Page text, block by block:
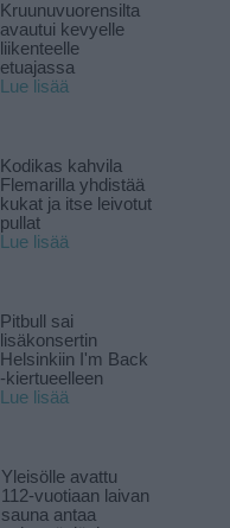
Kruunuvuorensilta
avautui kevyelle
liikenteelle
etuajassa
Lue lisää
Kodikas kahvila
Flemarilla yhdistää
kukat ja itse leivotut
pullat
Lue lisää
Pitbull sai
lisäkonsertin
Helsinkiin I'm Back
-kiertueelleen
Lue lisää
Yleisölle avattu
112-vuotiaan laivan
sauna antaa